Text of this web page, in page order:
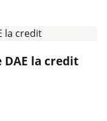
la credit